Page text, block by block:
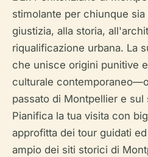
stimolante per chiunque sia
giustizia, alla storia,
riqualificazione urbana. La
che unisce origini punitive
culturale
passato di Montpellier e
Pianifica la tua visita con
approfitta dei tour guidati
ampio dei siti storici di